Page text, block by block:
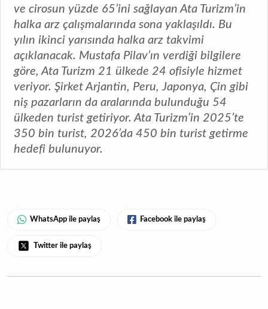
ve cirosun yüzde 65’ini sağlayan Ata Turizm’in
halka arz çalışmalarında sona yaklaşıldı. Bu
yılın ikinci yarısında halka arz takvimi
açıklanacak. Mustafa Pilav’ın verdiği bilgilere
göre, Ata Turizm 21 ülkede 24 ofisiyle hizmet
veriyor. Şirket Arjantin, Peru, Japonya, Çin gibi
niş pazarların da aralarında bulunduğu 54
ülkeden turist getiriyor. Ata Turizm’in 2025’te
350 bin turist, 2026’da 450 bin turist getirme
hedefi bulunuyor.
WhatsApp ile paylaş Facebook ile paylaş
Twitter ile paylaş